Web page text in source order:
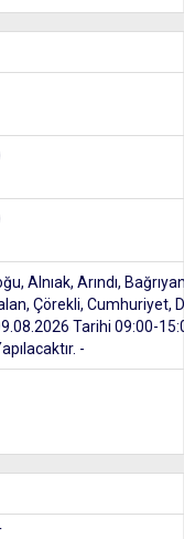
Alnıak, Arındı,
Çörekli, Cumhuriyet,
Tarihi 09:00-
-